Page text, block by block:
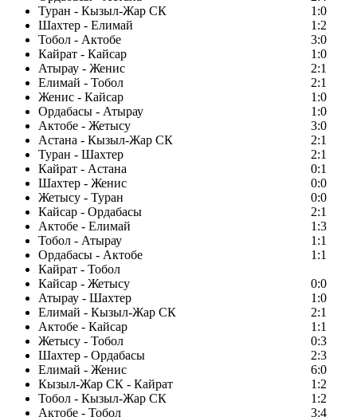
Туран - Кызыл-Жар СК
1:0
Шахтер - Елимай
1:2
Тобол - Актобе
3:0
Кайрат - Кайсар
1:0
Атырау - Женис
2:1
Елимай - Тобол
2:1
Женис - Кайсар
1:0
Ордабасы - Атырау
1:0
Актобе - Жетысу
3:0
Астана - Кызыл-Жар СК
2:1
Туран - Шахтер
2:1
Кайрат - Астана
0:1
Шахтер - Женис
0:0
Жетысу - Туран
0:0
Кайсар - Ордабасы
2:1
Актобе - Елимай
1:3
Тобол - Атырау
1:1
Ордабасы - Актобе
1:1
Кайрат - Тобол
Кайсар - Жетысу
0:0
Атырау - Шахтер
1:0
Елимай - Кызыл-Жар СК
2:1
Актобе - Кайсар
1:1
Жетысу - Тобол
0:3
Шахтер - Ордабасы
2:3
Елимай - Женис
6:0
Кызыл-Жар СК - Кайрат
1:2
Тобол - Кызыл-Жар СК
1:2
Актобе - Тобол
3:4